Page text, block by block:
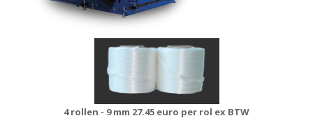
4 rollen - 9 mm 27.45 euro per rol ex BTW